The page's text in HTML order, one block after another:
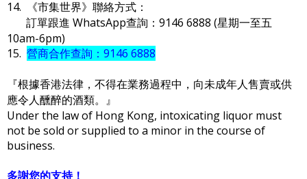
14. 《市集世界》聯絡方式：
訂單跟進 WhatsApp查詢：9146 6888 (星期一至五
10am-6pm)
15. 營商合作查詢：9146 6888
『根據香港法律，不得在業務過程中，向未成年人售賣或供
應令人醺醉的酒類。』
Under the law of Hong Kong, intoxicating liquor must
not be sold or supplied to a minor in the course of
business.
多謝您的支持！